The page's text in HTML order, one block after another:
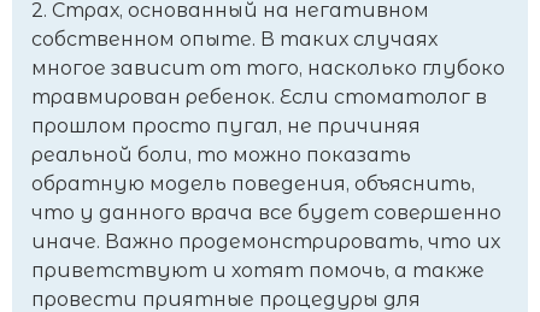
2. Страх, основанный на негативном
собственном опыте. В таких случаях
многое зависит от того, насколько глубоко
травмирован ребенок. Если стоматолог в
прошлом просто пугал, не причиняя
реальной боли, то можно показать
обратную модель поведения, объяснить,
что у данного врача все будет совершенно
иначе. Важно продемонстрировать, что их
приветствуют и хотят помочь, а также
провести приятные процедуры для